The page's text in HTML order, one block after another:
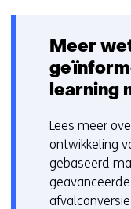
Meer
learning
Lees meer
ontwikkeling
gebaseerd